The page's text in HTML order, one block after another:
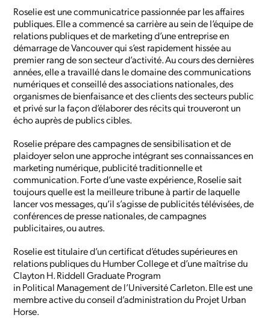
Roselie est une communicatrice passionnée par les affaires
publiques. Elle a commencé sa carrière au sein de l’équipe de
relations publiques et de marketing d’une entreprise en
démarrage de Vancouver qui s’est rapidement hissée au
premier rang de son secteur d’activité. Au cours des dernières
années, elle a travaillé dans le domaine des communications
numériques et conseillé des associations nationales, des
organismes de bienfaisance et des clients des secteurs public
et privé sur la façon d’élaborer des récits qui trouveront un
écho auprès de publics cibles.
Roselie prépare des campagnes de sensibilisation et de
plaidoyer selon une approche intégrant ses connaissances en
marketing numérique, publicité traditionnelle et
communication. Forte d’une vaste expérience, Roselie sait
toujours quelle est la meilleure tribune à partir de laquelle
lancer vos messages, qu’il s’agisse de publicités télévisées, de
conférences de presse nationales, de campagnes
publicitaires, ou autres.
Roselie est titulaire d’un certificat d’études supérieures en
relations publiques du Humber College et d’une maîtrise du
Clayton H. Riddell Graduate Program
in Political Management de l’Université Carleton. Elle est une
membre active du conseil d’administration du Projet Urban
Horse.